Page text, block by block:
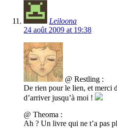
Leiloona
24 août 2009 at 19:38
@ Restling :
De rien pour le lien, et merci
d’arriver jusqu’à moi !
@ Theoma :
Ah ? Un livre qui ne t’a pas